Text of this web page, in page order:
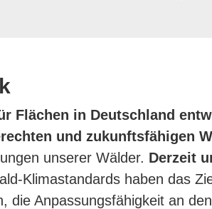
Flächen in Deutschland
und zukunftsfähigen
unserer Wälder. Derzeit
Klimastandards haben das
die Anpassungsfähigkeit an